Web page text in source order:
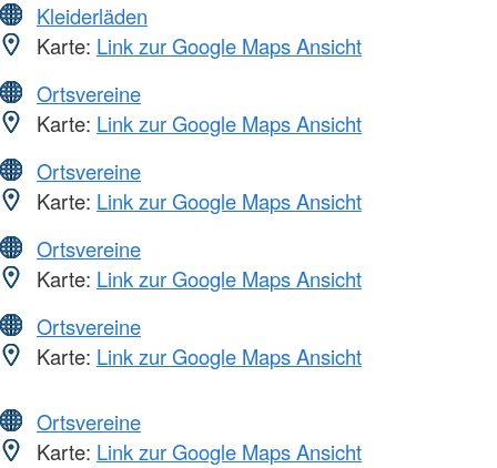
Kleiderläden
Karte: Link zur Google Maps Ansicht
Ortsvereine
Karte: Link zur Google Maps Ansicht
Ortsvereine
Karte: Link zur Google Maps Ansicht
Ortsvereine
Karte: Link zur Google Maps Ansicht
Ortsvereine
Karte: Link zur Google Maps Ansicht
Ortsvereine
Karte: Link zur Google Maps Ansicht